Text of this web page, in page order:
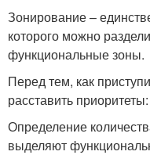
Зонирование –
которого можно
функциональные зоны.
Перед тем, как
расставить приоритеты:
Определение
выделяют